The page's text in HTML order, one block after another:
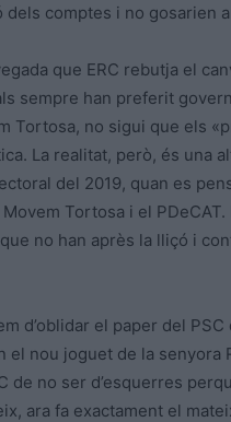
dels comptes i no gosarien
que ERC rebutja el
sempre han preferit
Tortosa, no sigui que els
La realitat, però, és una
del 2019, quan es
Tortosa i el
no han après la lliçó i
d’oblidar el paper del
el nou joguet de la
de no ser d’esquerres
ara fa exactament el